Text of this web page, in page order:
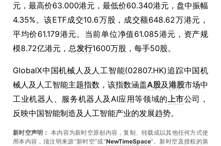
元，最高价63.000港元，最低价60.340港元，盘中振幅
4.35%。该ETF成交10.6万股，成交额648.62万港元，
平均价61.179港元。当前单位净值61.085港元，资产规
模8.72亿港元，总发行1600万股，每手50股。
GlobalX中国机械人及人工智能(02807.HK)追踪中国机
械人及人工智能主题指数，该指数涵盖A股及港股市场中
工业机器人、服务机器人及AI应用等领域的上市公司，
反映中国智能制造及人工智能产业的发展趋势。
新时空声明： 本内容为新时空原创内容，复制、转载或以其他任何方式使
用本内容，须注明来源“新时空”或“NewTimeSpace”。新时空及授权的第